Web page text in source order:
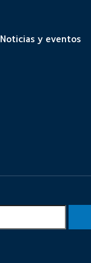
Noticias y eventos